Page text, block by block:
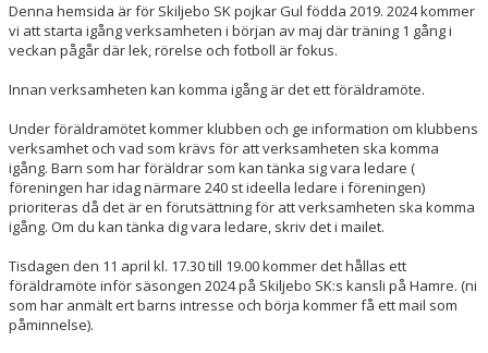
Denna hemsida är för Skiljebo SK pojkar Gul födda 2019. 2024 kommer
vi att starta igång verksamheten i början av maj där träning 1 gång i
veckan pågår där lek, rörelse och fotboll är fokus.
Innan verksamheten kan komma igång är det ett föräldramöte.
Under föräldramötet kommer klubben och ge information om klubbens
verksamhet och vad som krävs för att verksamheten ska komma
igång. Barn som har föräldrar som kan tänka sig vara ledare (
föreningen har idag närmare 240 st ideella ledare i föreningen)
prioriteras då det är en förutsättning för att verksamheten ska komma
igång. Om du kan tänka dig vara ledare, skriv det i mailet.
Tisdagen den 11 april kl. 17.30 till 19.00 kommer det hållas ett
föräldramöte inför säsongen 2024 på Skiljebo SK:s kansli på Hamre. (ni
som har anmält ert barns intresse och börja kommer få ett mail som
påminnelse).